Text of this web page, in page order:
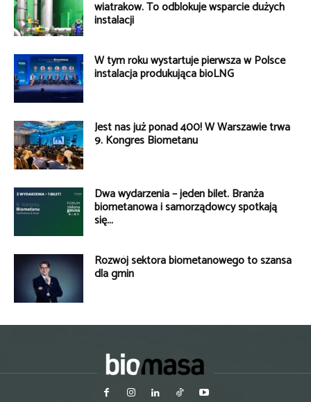
wiatraków. To odblokuje wsparcie dużych
instalacji
W tym roku wystartuje pierwsza w Polsce
instalacja produkująca bioLNG
Jest nas już ponad 400! W Warszawie trwa
9. Kongres Biometanu
Dwa wydarzenia – jeden bilet. Branża
biometanowa i samorządowcy spotkają
się...
Rozwój sektora biometanowego to szansa
dla gmin